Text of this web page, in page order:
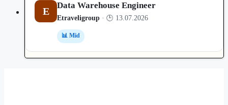
E Data Warehouse Engineer
Etraveligroup · 🕒 13.07.2026
📊 Mid